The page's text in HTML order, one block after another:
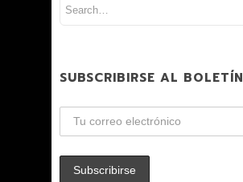
SUBSCRIBIRSE AL BOLETÍN